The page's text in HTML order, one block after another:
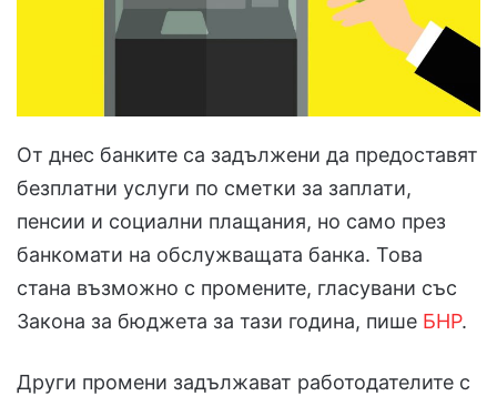
От днес банките са задължени да предоставят
безплатни услуги по сметки за заплати,
пенсии и социални плащания, но само през
банкомати на обслужващата банка. Това
стана възможно с промените, гласувани със
Закона за бюджета за тази година, пише БНР.
Други промени задължават работодателите с